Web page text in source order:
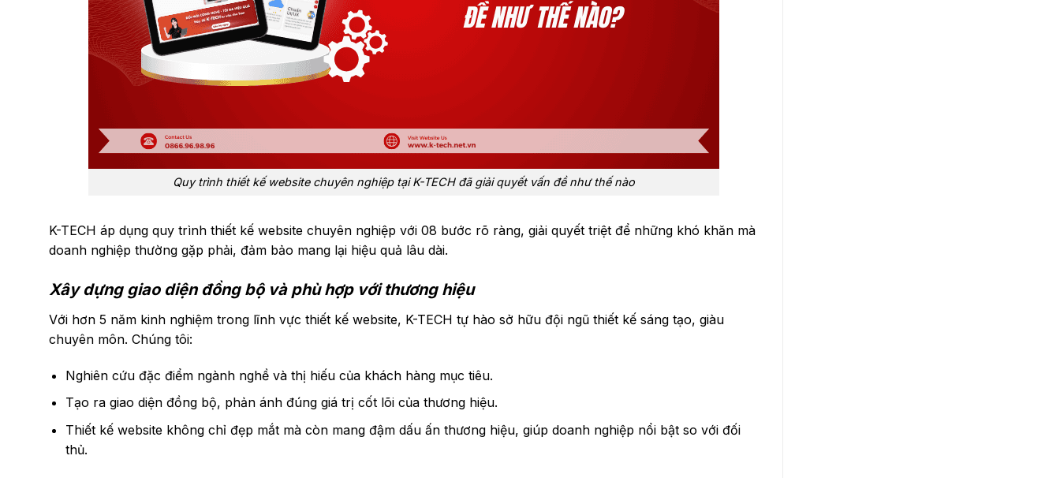
Quy trình thiết kế website chuyên nghiệp tại K-TECH đã giải quyết vấn đề như thế nào
K-TECH áp dụng quy trình thiết kế website chuyên nghiệp với 08 bước rõ ràng, giải quyết triệt để những khó khăn mà
doanh nghiệp thường gặp phải, đảm bảo mang lại hiệu quả lâu dài.
Xây dựng giao diện đồng bộ và phù hợp với thương hiệu
Với hơn 5 năm kinh nghiệm trong lĩnh vực thiết kế website, K-TECH tự hào sở hữu đội ngũ thiết kế sáng tạo, giàu
chuyên môn. Chúng tôi:
Nghiên cứu đặc điểm ngành nghề và thị hiếu của khách hàng mục tiêu.
Tạo ra giao diện đồng bộ, phản ánh đúng giá trị cốt lõi của thương hiệu.
Thiết kế website không chỉ đẹp mắt mà còn mang đậm dấu ấn thương hiệu, giúp doanh nghiệp nổi bật so với đối
thủ.